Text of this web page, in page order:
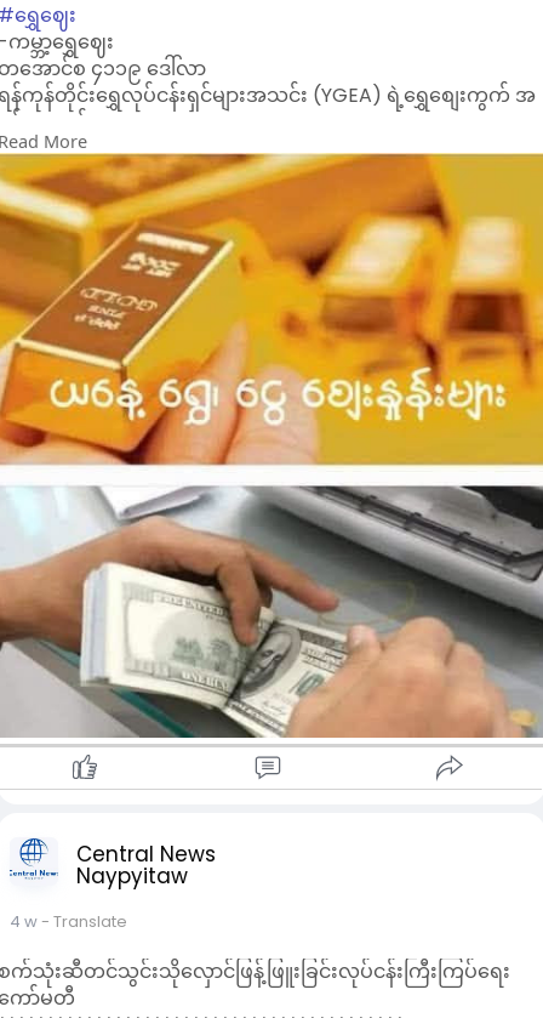
ကတ် အသစ်ပြုလုပ်တာ၊ သက်တမ်းတိုးတာတွေကိုလည်း
က်ဆိုင်ရာသံရုံး (ဒါမှမဟုတ်) အွန်လိုင်းကနေတဆင့် ဆောင်ရွက်
င့်ပြုသင့်တယ်လို့ သူက ပြောပါတယ်။
အလုပ်သမားဝန်ကြီးဌာနက ကန့်သတ်ချက်တွေ၊ မူဝါဒတွေ တခုပြီး
တ်ပြန်တာ၊ တရားဝင်ထုတ်ပြန်တာမျိုး မရှိဘူး။ ဒီလို ကန့်သတ်နေ
ာတွေကြောင့် ကျွန်တော်တို့ အလုပ်သမားတွေ လုပ်ငန်းခွင်ထဲ
ချိန်မီ ပြန်မဝင်နိုင်တာတွေ ဖြစ်လာတယ်။ အလုပ်ရှင်ဘက်ကနေ
ာချုပ် ဖျက်သိမ်းတာတွေ ရှိလာတော့ အလုပ်အကိုင် ဆုံးရှုံးတာတွေ
ြစ်လာတယ်” လို့ ခွင့်ပြန် အလုပ်သမားတယောက်က ပြောပါတယ်။
ရွှေဈေး
ကမ္ဘာ့ရွှေဈေး
အောင်စ ၄၁၁၉ ဒေါ်လာ
န်ကုန်တိုင်းရွှေလုပ်ငန်းရှင်များအသင်း (YGEA) ရဲ့ရွှေစျေးကွက် အ
င့်ဈေးနှုန်း
အကယ်ဒမီ မီးလင်းရွှေ တကျပ်သား
,၉၅၀,၀၀၀ ကျပ်
ြင်ပ အရောင်းအဝယ်ဖြစ်တဲ့ ရွှေဈေးနှုန်း
အခေါက်ရွှေ တကျပ်သား (ပြင်ပဈေးကွက်)
ောင်းဈေး ၉,၆၄၀,၀၀၀ ကျပ်
ယ်ဈေး ၉,၆၀၀,၀၀၀ ကျပ်
၁၅ ပဲရည် တကျပ်သား
ောင်းဈေး ၉,၂၄၀,၀၀၀ ကျပ်
ယ်ဈေး ၉,၂၀၀,၀၀၀ ကျပ်
စနစ်သစ်
၁ိ - ၁၆.၃၂၉၃၂၅ ဂရမ် = ၁၂၀ ရွေး)
အခေါက်ရွှေ တကျပ်သား (ပြင်ပဈေးကွက်)
ောင်းဈေး ၉,၅၂၀,၀၀၀ ကျပ်
ယ်ဈေး ၉,၄၈၀,၀၀၀ ကျပ်
၁၅ ပဲရည် တကျပ်သား
ောင်းဈေး ၉,၁၂၀,၀၀၀ ကျပ်
ယ်ဈေး ၉,၀၈၀,၀၀၀ ကျပ်
လက်ရှိ ရွှေဈေးကွက်အတွင်း ဈေးနှုန်းအတက်အကျ မငြိမ်သေးတဲ့
တွက် ရောင်းမှား၊ ဝယ်မှား မဖြစ်ဖို့ သတိပြုစေလိုပါတယ်။”
ရွှေဈေးနှုန်းများ အချိန်နှင့်အမျှ ပြောင်းလဲနိုင်သည်။)
နိုင်ငံခြားငွေလဲလှယ်နှုန်း
မြန်မာနိုင်ငံတော်ဗဟိုဘဏ် ရည်ညွှန်းငွေလဲနှုန်း
မေရိကန် တဒေါ်လာ - ၃၆၆၃ ကျပ်
ြင်ပပေါက်စျေး
အမေရိကန်ဒေါ်လာ‌
ယ်ဈေး - ၄၂၆၀ ကျပ်
စင်္ကာပူဒေါ်လာ
ောင်းဈေး - ၃၃၃၀ ကျပ်
ယ်ဈေး - ၃၂၃၀ ကျပ်
ောင်းဈေး - ၄၉၉၀ ကျပ်
ယ်ဈေး - ၄၈၆၀ ကျပ်
More
Central News
Naypyitaw
4 w- Translate
က်သုံးဆီတင်သွင်းသိုလှောင်ဖြန့်ဖြူးခြင်းလုပ်ငန်းကြီးကြပ်ရေး
ော်မတီ